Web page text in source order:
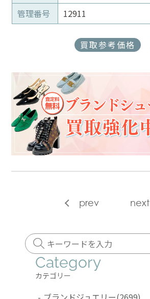
管理番号
12911
買取参考価格
prev next
Category
カテゴリー